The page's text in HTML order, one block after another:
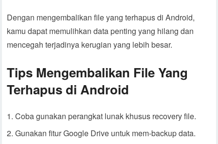
Dengan mengembalikan file yang terhapus di Android,
kamu dapat memulihkan data penting yang hilang dan
mencegah terjadinya kerugian yang lebih besar.
Tips Mengembalikan File Yang
Terhapus di Android
Coba gunakan perangkat lunak khusus recovery file.
Gunakan fitur Google Drive untuk mem-backup data.